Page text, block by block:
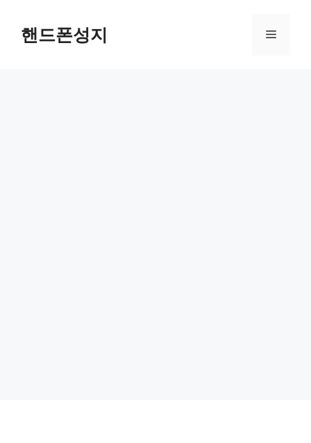
핸드폰성지 메